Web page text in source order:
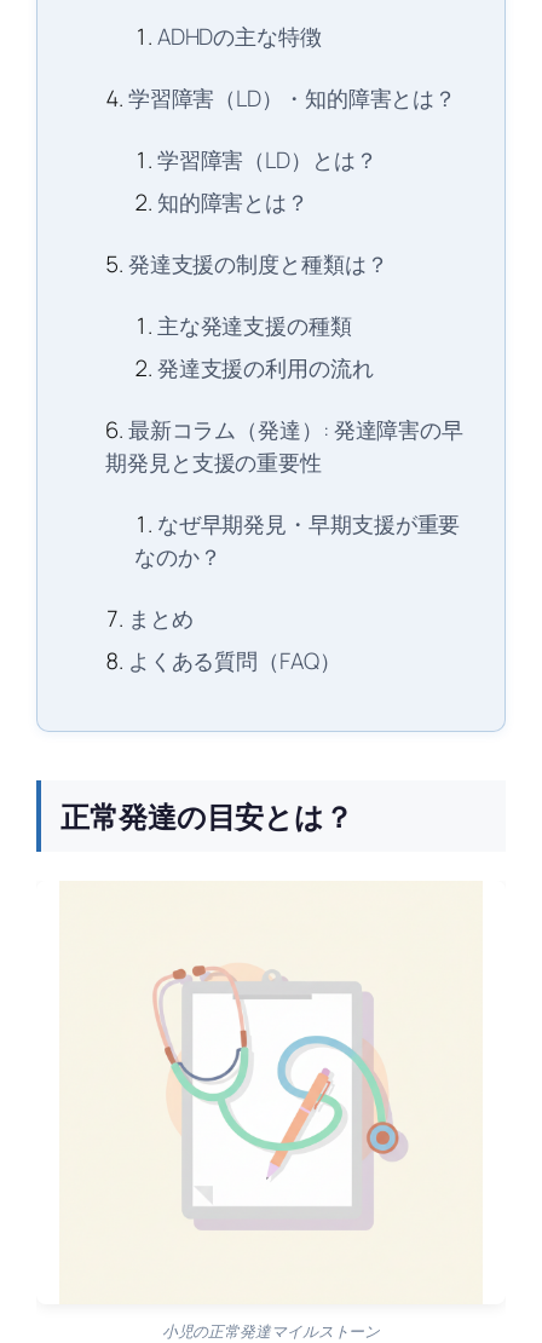
ADHDの主な特徴
学習障害（LD）・知的障害とは？
学習障害（LD）とは？
知的障害とは？
発達支援の制度と種類は？
主な発達支援の種類
発達支援の利用の流れ
最新コラム（発達）: 発達障害の早
期発見と支援の重要性
なぜ早期発見・早期支援が重要
なのか？
まとめ
よくある質問（FAQ）
正常発達の目安とは？
小児の正常発達マイルストーン